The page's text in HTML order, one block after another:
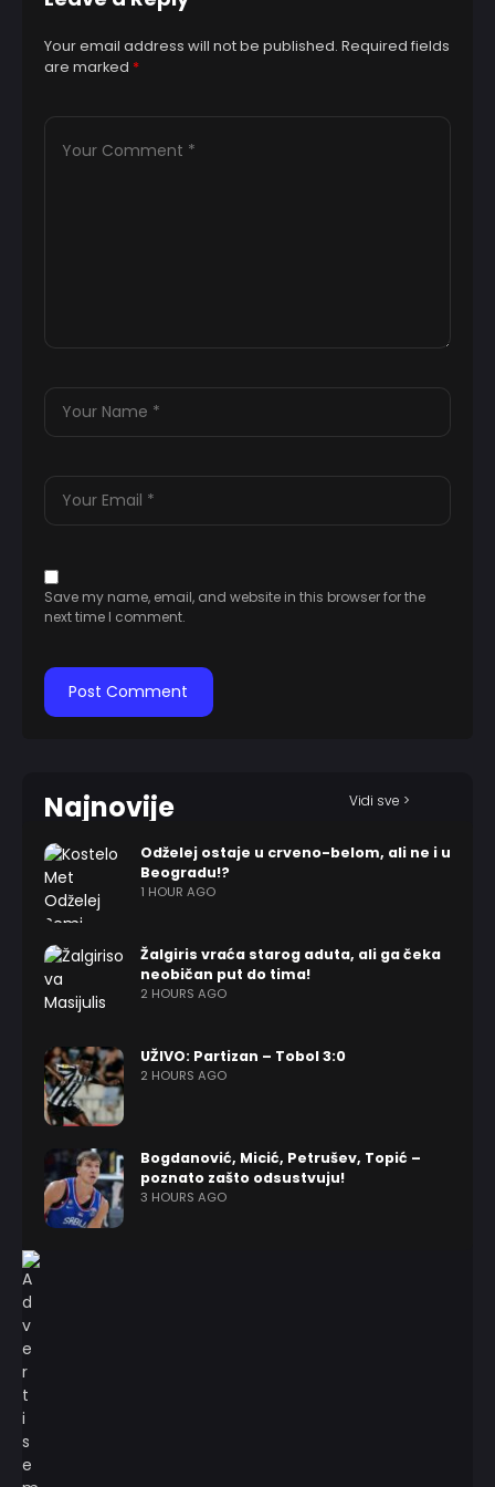
Your email address will not be published. Required fields
are marked *
Save my name, email, and website in this browser for the
next time I comment.
Najnovije Vidi sve >
Odželej ostaje u crveno-belom, ali ne i u
Beogradu!?
1 HOUR AGO
Žalgiris vraća starog aduta, ali ga čeka
neobičan put do tima!
2 HOURS AGO
UŽIVO: Partizan – Tobol 3:0
2 HOURS AGO
Bogdanović, Micić, Petrušev, Topić –
poznato zašto odsustvuju!
3 HOURS AGO